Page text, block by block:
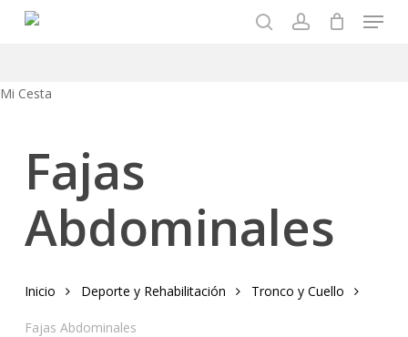
Menu
Mi Cesta
Fajas
Abdominales
Inicio Deporte y Rehabilitación Tronco y Cuello
Fajas Abdominales